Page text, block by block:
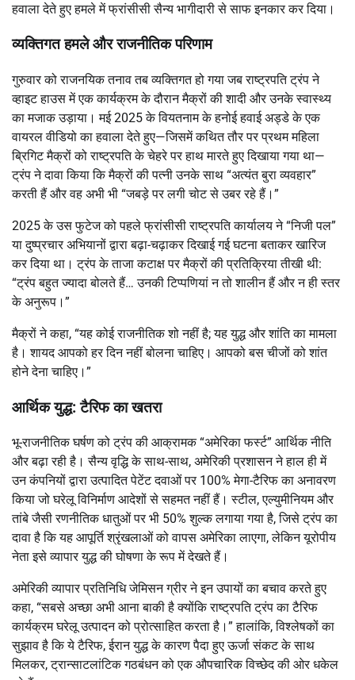
हवाला देते हुए हमले में फ्रांसीसी सैन्य भागीदारी से साफ इनकार कर दिया।
व्यक्तिगत हमले और राजनीतिक परिणाम
गुरुवार को राजनयिक तनाव तब व्यक्तिगत हो गया जब राष्ट्रपति ट्रंप ने
व्हाइट हाउस में एक कार्यक्रम के दौरान मैक्रों की शादी और उनके स्वास्थ्य
का मजाक उड़ाया। मई 2025 के वियतनाम के हनोई हवाई अड्डे के एक
वायरल वीडियो का हवाला देते हुए—जिसमें कथित तौर पर प्रथम महिला
ब्रिगिट मैक्रों को राष्ट्रपति के चेहरे पर हाथ मारते हुए दिखाया गया था—
ट्रंप ने दावा किया कि मैक्रों की पत्नी उनके साथ “अत्यंत बुरा व्यवहार”
करती हैं और वह अभी भी “जबड़े पर लगी चोट से उबर रहे हैं।”
2025 के उस फुटेज को पहले फ्रांसीसी राष्ट्रपति कार्यालय ने “निजी पल”
या दुष्प्रचार अभियानों द्वारा बढ़ा-चढ़ाकर दिखाई गई घटना बताकर खारिज
कर दिया था। ट्रंप के ताजा कटाक्ष पर मैक्रों की प्रतिक्रिया तीखी थी:
“ट्रंप बहुत ज्यादा बोलते हैं… उनकी टिप्पणियां न तो शालीन हैं और न ही स्तर
के अनुरूप।”
मैक्रों ने कहा, “यह कोई राजनीतिक शो नहीं है; यह युद्ध और शांति का मामला
है। शायद आपको हर दिन नहीं बोलना चाहिए। आपको बस चीजों को शांत
होने देना चाहिए।”
आर्थिक युद्ध: टैरिफ का खतरा
भू-राजनीतिक घर्षण को ट्रंप की आक्रामक “अमेरिका फर्स्ट” आर्थिक नीति
और बढ़ा रही है।सैन्य वृद्धि के साथ-साथ, अमेरिकी प्रशासन ने हाल ही में
उन कंपनियों द्वारा उत्पादित पेटेंट दवाओं पर 100% मेगा-टैरिफ का अनावरण
किया जो घरेलू विनिर्माण आदेशों से सहमत नहीं हैं। स्टील, एल्युमीनियम और
तांबे जैसी रणनीतिक धातुओं पर भी 50% शुल्क लगाया गया है, जिसे ट्रंप का
दावा है कि यह आपूर्ति श्रृंखलाओं को वापस अमेरिका लाएगा, लेकिन यूरोपीय
नेता इसे व्यापार युद्ध की घोषणा के रूप में देखते हैं।
अमेरिकी व्यापार प्रतिनिधि जेमिसन ग्रीर ने इन उपायों का बचाव करते हुए
कहा, “सबसे अच्छा अभी आना बाकी है क्योंकि राष्ट्रपति ट्रंप का टैरिफ
कार्यक्रम घरेलू उत्पादन को प्रोत्साहित करता है।” हालांकि, विश्लेषकों का
सुझाव है कि ये टैरिफ, ईरान युद्ध के कारण पैदा हुए ऊर्जा संकट के साथ
मिलकर, ट्रान्साटलांटिक गठबंधन को एक औपचारिक विच्छेद की ओर धकेल